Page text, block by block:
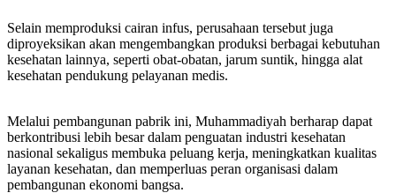
Selain memproduksi cairan infus, perusahaan tersebut juga
diproyeksikan akan mengembangkan produksi berbagai kebutuhan
kesehatan lainnya, seperti obat-obatan, jarum suntik, hingga alat
kesehatan pendukung pelayanan medis.
Melalui pembangunan pabrik ini, Muhammadiyah berharap dapat
berkontribusi lebih besar dalam penguatan industri kesehatan
nasional sekaligus membuka peluang kerja, meningkatkan kualitas
layanan kesehatan, dan memperluas peran organisasi dalam
pembangunan ekonomi bangsa.